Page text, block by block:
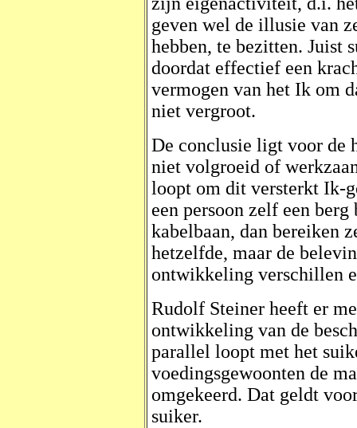
geven wel de illusie van
hebben, te bezitten. Juist
doordat effectief een
vermogen van het Ik om
niet vergroot.
De conclusie ligt voor de
niet volgroeid of
loopt om dit versterkt Ik-
een persoon zelf een
kabelbaan, dan bereiken
hetzelfde, maar de
ontwikkeling verschillen
Rudolf Steiner heeft er
ontwikkeling van de
parallel loopt met het
voedingsgewoonten de
omgekeerd. Dat geldt
suiker.